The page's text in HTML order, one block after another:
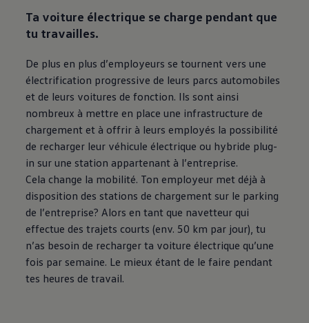
Ta voiture électrique se charge pendant que
tu travailles.
De plus en plus d’employeurs se tournent vers une
électrification progressive de leurs parcs automobiles
et de leurs voitures de fonction. Ils sont ainsi
nombreux à mettre en place une infrastructure de
chargement et à offrir à leurs employés la possibilité
de recharger leur véhicule électrique ou hybride plug-
in sur une station appartenant à l’entreprise.
Cela change la mobilité. Ton employeur met déjà à
disposition des stations de chargement sur le parking
de l’entreprise? Alors en tant que navetteur qui
effectue des trajets courts (env. 50 km par jour), tu
n’as besoin de recharger ta voiture électrique qu’une
fois par semaine. Le mieux étant de le faire pendant
tes heures de travail.